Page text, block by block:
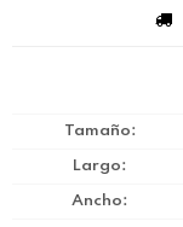
Tamaño
Largo
Ancho